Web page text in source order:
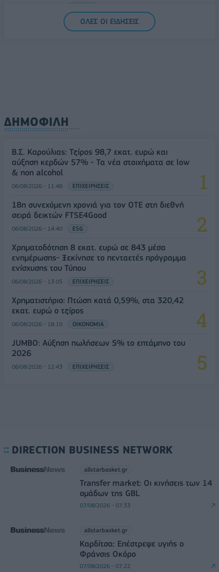
ΟΛΕΣ ΟΙ ΕΙΔΗΣΕΙΣ
ΔΗΜΟΦΙΛΗ
Β.Σ. Καρούλιας: Τζίρος 98,7 εκατ. ευρώ και
αύξηση κερδών 57% - Τα νέα στοιχήματα σε low
& non alcohol
06/08/2026 - 11:48 ΕΠΙΧΕΙΡΗΣΕΙΣ
18η συνεχόμενη χρονιά για τον ΟΤΕ στη διεθνή
σειρά δεικτών FTSE4Good
06/08/2026 - 14:40 ESG
Χρηματοδότηση 8 εκατ. ευρώ σε 843 μέσα
ενημέρωσης- Ξεκίνησε το πενταετές πρόγραμμα
ενίσχυσης του Τύπου
06/08/2026 - 13:05 ΕΠΙΧΕΙΡΗΣΕΙΣ
Χρηματιστήριο: Πτώση κατά 0,59%, στα 320,42
εκατ. ευρώ ο τζίρος
06/08/2026 - 18:10 ΟΙΚΟΝΟΜΙΑ
JUMBO: Αύξηση πωλήσεων 5% το επτάμηνο του
2026
06/08/2026 - 12:43 ΕΠΙΧΕΙΡΗΣΕΙΣ
DIRECTION BUSINESS NETWORK
allstarbasket.gr
Transfer market: Οι κινήσεις των 14
ομάδων της GBL
07/08/2026 - 07:33
allstarbasket.gr
Καρδίτσα: Επέστρεψε υγιής ο
Φράνσις Οκόρο
07/08/2026 - 07:22